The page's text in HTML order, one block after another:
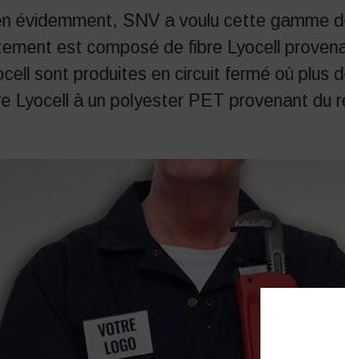
évidemment, SNV a voulu cette gamme
est composé de fibre Lyocell
sont produites en circuit fermé où
Lyocell à un polyester PET provenant du